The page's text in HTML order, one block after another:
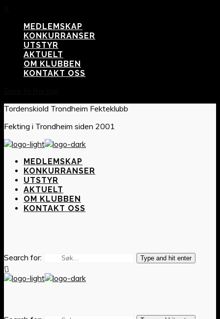
MEDLEMSKAP
KONKURRANSER
UTSTYR
AKTUELT
OM KLUBBEN
KONTAKT OSS
Tordenskiold Trondheim Fekteklubb
Fekting i Trondheim siden 2001
MEDLEMSKAP
KONKURRANSER
UTSTYR
AKTUELT
OM KLUBBEN
KONTAKT OSS
Search for: Type and hit enter